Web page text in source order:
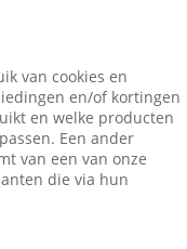
van cookies en
en/of kortingen
en welke producten
Een ander
van een van onze
die via hun